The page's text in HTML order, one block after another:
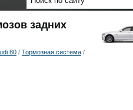
задних
80 / Тормозная система /